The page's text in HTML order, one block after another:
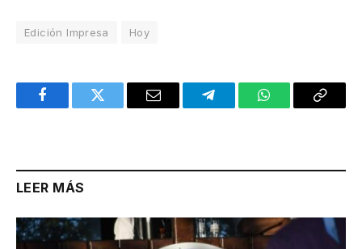
Edición Impresa Hoy
FacebookTwitter Email TelegramWhatsAppCopy
LEER MÁS